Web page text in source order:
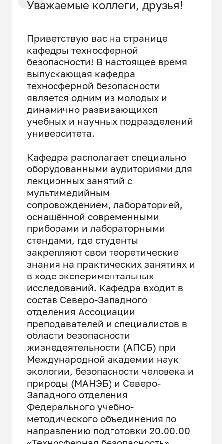
Уважаемые коллеги, друзья!
Приветствую вас на странице
кафедры техносферной
безопасности! В настоящее время
выпускающая кафедра
техносферной безопасности
является одним из молодых и
динамично развивающихся
учебных и научных подразделений
университета.
Кафедра располагает специально
оборудованными аудиториями для
лекционных занятий с
мультимедийным
сопровождением, лабораторией,
оснащённой современными
приборами и лабораторными
стендами, где студенты
закрепляют свои теоретические
знания на практических занятиях и
в ходе экспериментальных
исследований. Кафедра входит в
состав Северо-Западного
отделения Ассоциации
преподавателей и специалистов в
области безопасности
жизнедеятельности (АПСБ) при
Международной академии наук
экологии, безопасности человека и
природы (МАНЭБ) и Северо-
Западного отделения
Федерального учебно-
методического объединения по
направлению подготовки 20.00.00